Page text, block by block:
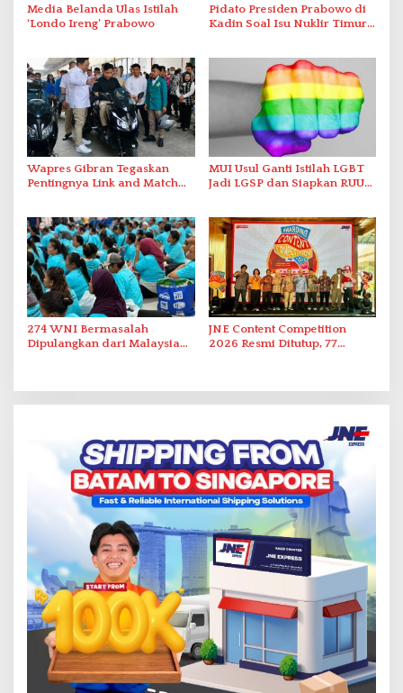
Media Belanda Ulas Istilah
‘Londo Ireng’ Prabowo
Pidato Presiden Prabowo di
Kadin Soal Isu Nuklir Timur
Wapres Gibran Tegaskan
Pentingnya Link and Match
MUI Usul Ganti Istilah LGBT
Jadi LGSP dan Siapkan RUU
274 WNI Bermasalah
Dipulangkan dari Malaysia
JNE Content Competition
2026 Resmi Ditutup, 77